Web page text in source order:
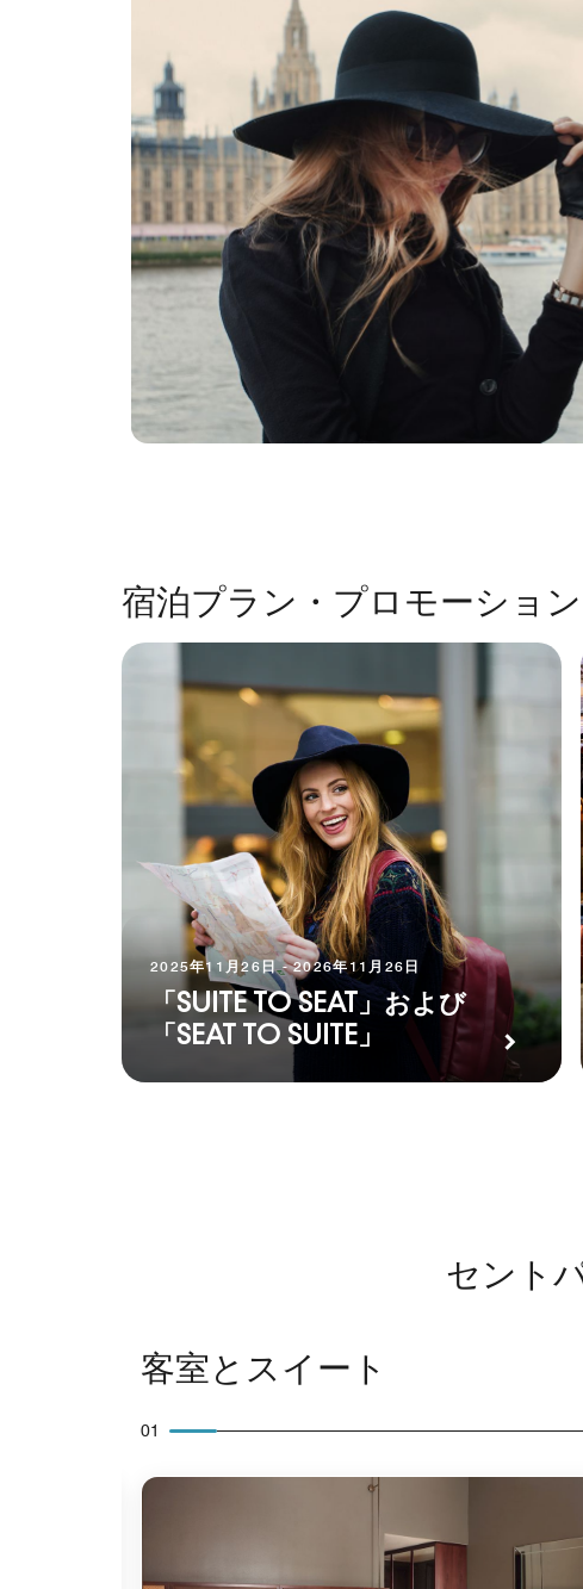
宿泊プラン・プロモーション
2025年11月26日 - 2026年11月26日
「SUITE TO SEAT」および
「SEAT TO SUITE」
セント
客室とスイート
01